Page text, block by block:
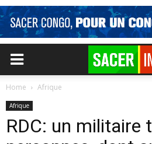
Home Afrique
Afrique
RDC: un militaire